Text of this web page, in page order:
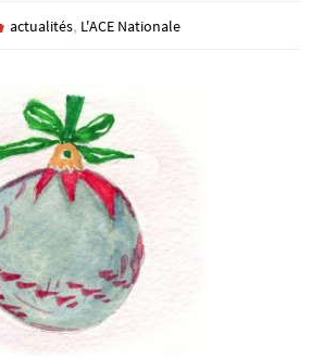
actualités, L'ACE Nationale